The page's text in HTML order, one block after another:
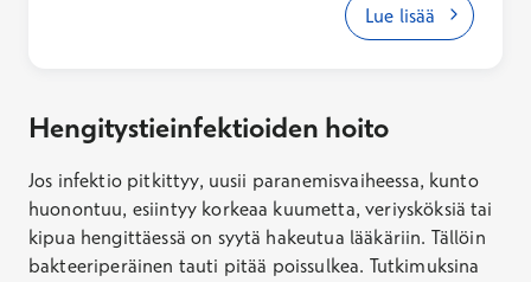
erikoistuneet myös allergologiaan, joten
keuhkolääkärin vastaanotolle voi hakeutua myös
Lue lisää
Hengitystieinfektioiden hoito
Jos infektio pitkittyy, uusii paranemisvaiheessa, kunto
huonontuu, esiintyy korkeaa kuumetta, veriysköksiä tai
kipua hengittäessä on syytä hakeutua lääkäriin. Tällöin
bakteeriperäinen tauti pitää poissulkea. Tutkimuksina